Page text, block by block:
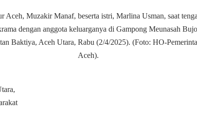
Aceh, Muzakir Manaf, beserta istri, Marlina Usman, saat
dengan anggota keluarganya di Gampong Meunasah
Baktiya, Aceh Utara, Rabu (2/4/2025). (Foto: HO-
Aceh).